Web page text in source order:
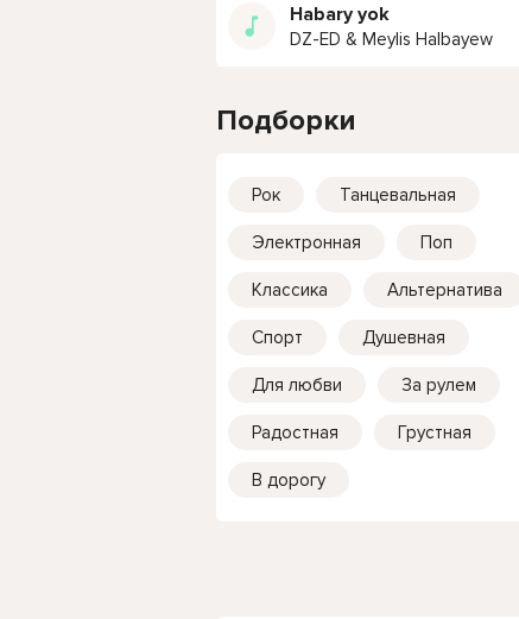
Habary yok
DZ-ED & Meylis Halbayew
Подборки
Рок Танцевальная
Электронная Поп
Классика Альтернатива
Спорт Душевная
Для любви За рулем
Радостная Грустная
В дорогу